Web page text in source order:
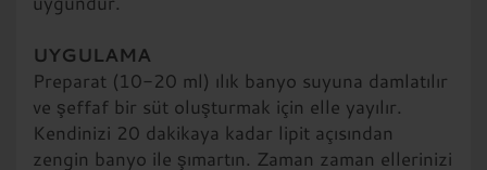
UYGULAMA
Preparat (10-20 ml) ılık banyo suyuna damlatılır
ve şeffaf bir süt oluşturmak için elle yayılır.
Kendinizi 20 dakikaya kadar lipit açısından
zengin banyo ile şımartın. Zaman zaman ellerinizi